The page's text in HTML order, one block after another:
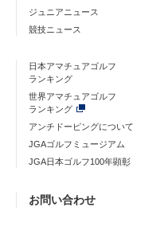
ジュニアニュース
競技ニュース
日本アマチュアゴルフ
ランキング
世界アマチュアゴルフ
ランキング
アンチドーピングについて
JGAゴルフミュージアム
JGA日本ゴルフ100年顕彰
お問い合わせ